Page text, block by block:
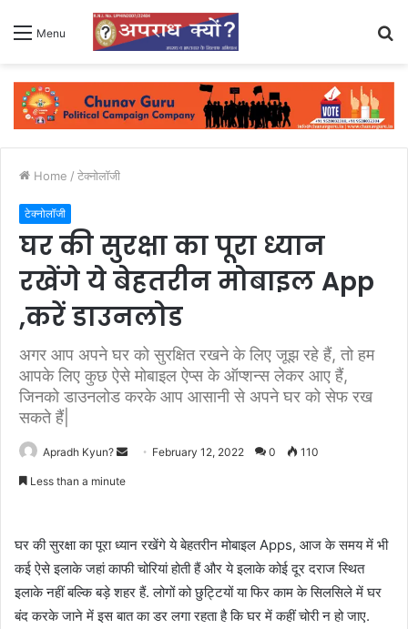
Menu
Home / टेक्नोलॉजी
टेक्नोलॉजी
घर की सुरक्षा का पूरा ध्यान
रखेंगे ये बेहतरीन मोबाइल App
,करें डाउनलोड
अगर आप अपने घर को सुरक्षित रखने के लिए जूझ रहे हैं, तो हम
आपके लिए कुछ ऐसे मोबाइल ऐप्स के ऑप्शन्स लेकर आए हैं,
जिनको डाउनलोड करके आप आसानी से अपने घर को सेफ रख
सकते हैं|
Apradh Kyun?
a
n
February 12, 2022 0 110
Less than a minute
घर की सुरक्षा का पूरा ध्यान रखेंगे ये बेहतरीन मोबाइल Apps, आज के समय में भी
कई ऐसे इलाके जहां काफी चोरियां होती हैं और ये इलाके कोई दूर दराज स्थित
इलाके नहीं बल्कि बड़े शहर हैं. लोगों को छुट्टियों या फिर काम के सिलसिले में घर
बंद करके जाने में इस बात का डर लगा रहता है कि घर में कहीं चोरी न हो जाए.